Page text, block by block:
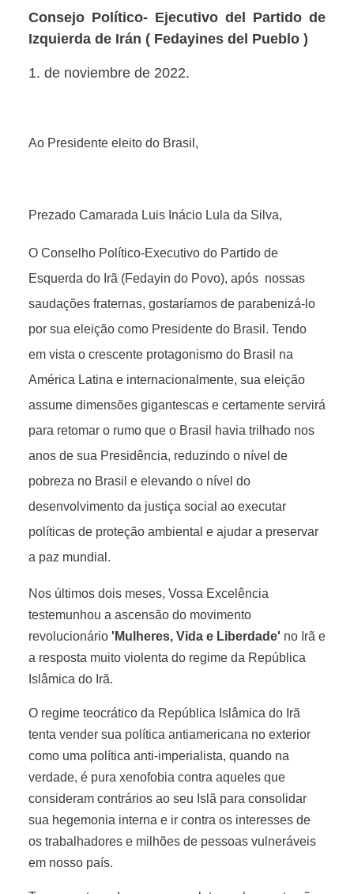
Consejo Político- Ejecutivo del Partido de
Izquierda de Irán ( Fedayines del Pueblo )
1. de noviembre de 2022.
Ao Presidente eleito do Brasil,
Prezado Camarada Luis Inácio Lula da Silva,
O Conselho Político-Executivo do Partido de
Esquerda do Irã (Fedayin do Povo), após nossas
saudações fraternas, gostaríamos de parabenizá-lo
por sua eleição como Presidente do Brasil. Tendo
em vista o crescente protagonismo do Brasil na
América Latina e internacionalmente, sua eleição
assume dimensões gigantescas e certamente servirá
para retomar o rumo que o Brasil havia trilhado nos
anos de sua Presidência, reduzindo o nível de
pobreza no Brasil e elevando o nível do
desenvolvimento da justiça social ao executar
políticas de proteção ambiental e ajudar a preservar
a paz mundial.
Nos últimos dois meses, Vossa Excelência
testemunhou a ascensão do movimento
revolucionário 'Mulheres, Vida e Liberdade' no Irã e
a resposta muito violenta do regime da República
Islâmica do Irã.
O regime teocrático da República Islâmica do Irã
tenta vender sua política antiamericana no exterior
como uma política anti-imperialista, quando na
verdade, é pura xenofobia contra aqueles que
consideram contrários ao seu Islã para consolidar
sua hegemonia interna e ir contra os interesses de
os trabalhadores e milhões de pessoas vulneráveis
em nosso país.